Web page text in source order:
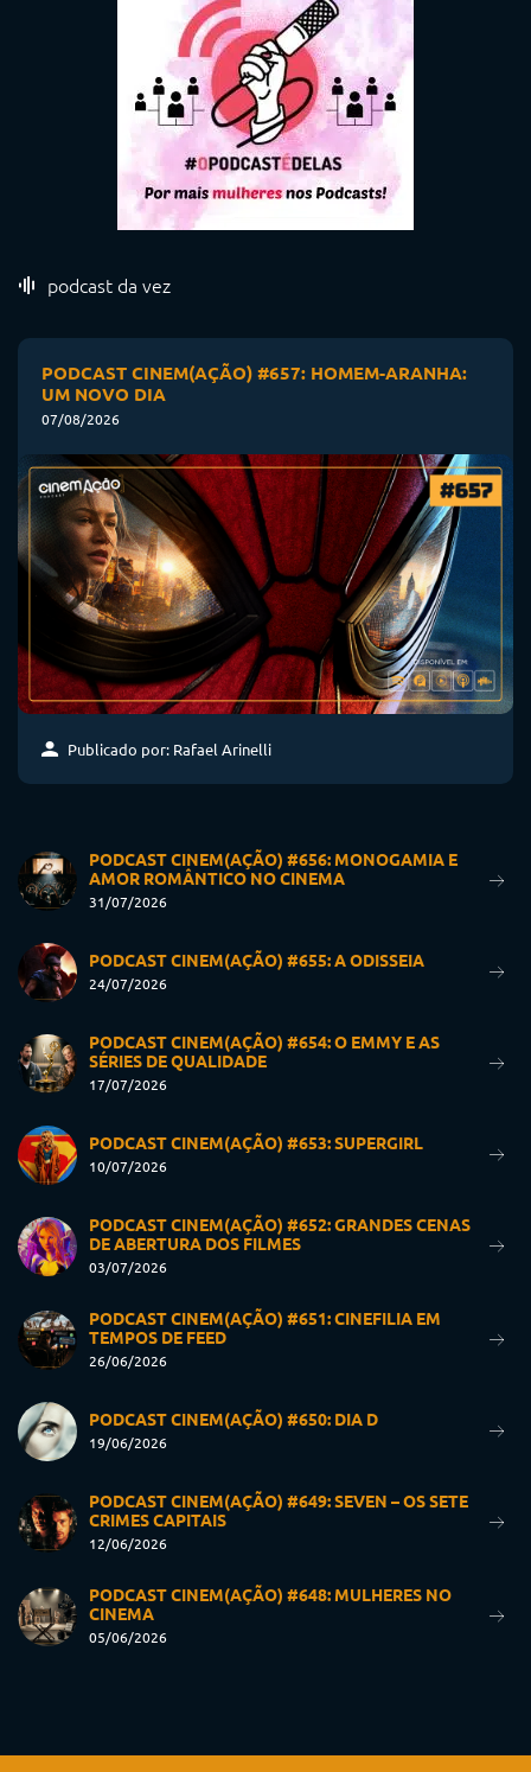
podcast da vez
PODCAST CINEM(AÇÃO) #657: HOMEM-ARANHA:
UM NOVO DIA
07/08/2026
Publicado por: Rafael Arinelli
PODCAST CINEM(AÇÃO) #656: MONOGAMIA E
AMOR ROMÂNTICO NO CINEMA
31/07/2026
PODCAST CINEM(AÇÃO) #655: A ODISSEIA
24/07/2026
PODCAST CINEM(AÇÃO) #654: O EMMY E AS
SÉRIES DE QUALIDADE
17/07/2026
PODCAST CINEM(AÇÃO) #653: SUPERGIRL
10/07/2026
PODCAST CINEM(AÇÃO) #652: GRANDES CENAS
DE ABERTURA DOS FILMES
03/07/2026
PODCAST CINEM(AÇÃO) #651: CINEFILIA EM
TEMPOS DE FEED
26/06/2026
PODCAST CINEM(AÇÃO) #650: DIA D
19/06/2026
PODCAST CINEM(AÇÃO) #649: SEVEN – OS SETE
CRIMES CAPITAIS
12/06/2026
PODCAST CINEM(AÇÃO) #648: MULHERES NO
CINEMA
05/06/2026